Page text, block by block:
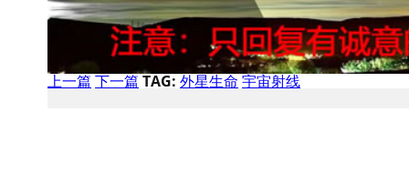
上一篇 下一篇 TAG: 外星生命 宇宙射线